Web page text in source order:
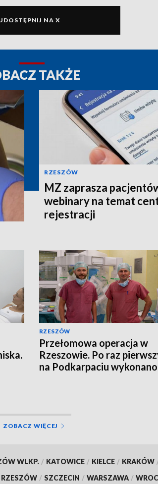
NA X
TAKŻE
RZESZÓW
MZ zaprasza
webinary na temat
rejestracji
RZESZÓW
Przełomowa operacja w
Rzeszowie. Po raz
na Podkarpaciu wykonano
ZOBACZ WIĘCEJ
WLKP. / KATOWICE / KIELCE / KRAKÓW
RZESZÓW / SZCZECIN / WARSZAWA /